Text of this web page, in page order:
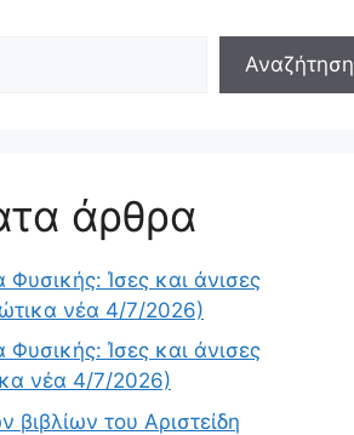
Αναζήτηση
άρθρα
Ίσες και άνισες
νέα 4/7/2026)
Ίσες και άνισες
νέα 4/7/2026)
βιβλίων του Αριστείδη